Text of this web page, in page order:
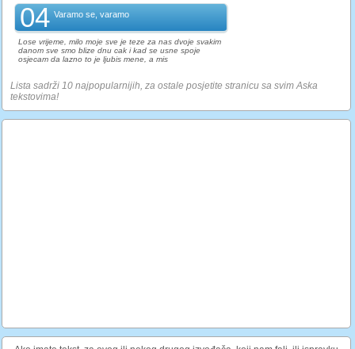
04 Varamo se, varamo
Lose vrijeme, milo moje sve je teze za nas dvoje svakim
danom sve smo blize dnu cak i kad se usne spoje
osjecam da lazno to je ljubis mene, a mis
Lista sadrži 10 najpopularnijih, za ostale posjetite stranicu sa svim Aska
tekstovima!